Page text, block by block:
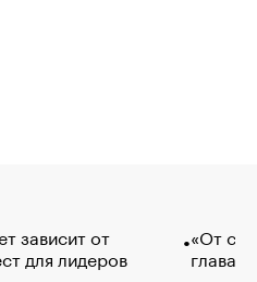
зависит от
для лидеров
«От
глава